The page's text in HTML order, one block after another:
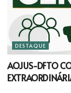
DESTAQUE
AOJUS-DFTO